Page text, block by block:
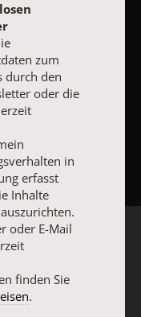
zum
durch den
oder die
in
erfasst
Inhalte
oder E-Mail
finden Sie
.